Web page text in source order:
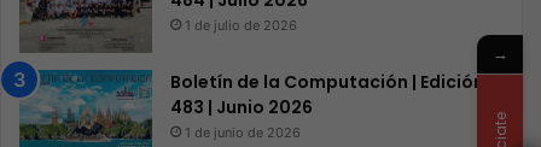
1 de julio de 2026
Boletín de la Computación | Edición
483 | Junio 2026
1 de junio de 2026
→